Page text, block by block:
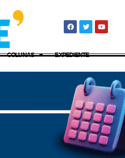
COLUNAS EXPEDIENTE